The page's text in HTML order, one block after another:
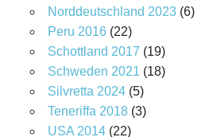
Norddeutschland 2023(6)
Peru 2016(22)
Schottland 2017 (19)
Schweden 2021 (18)
Silvretta 2024(5)
Teneriffa 2018(3)
USA 2014(22)